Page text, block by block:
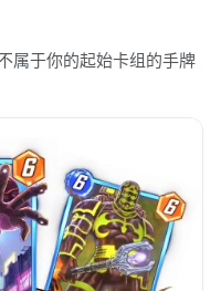
属于你的起始卡组的手牌